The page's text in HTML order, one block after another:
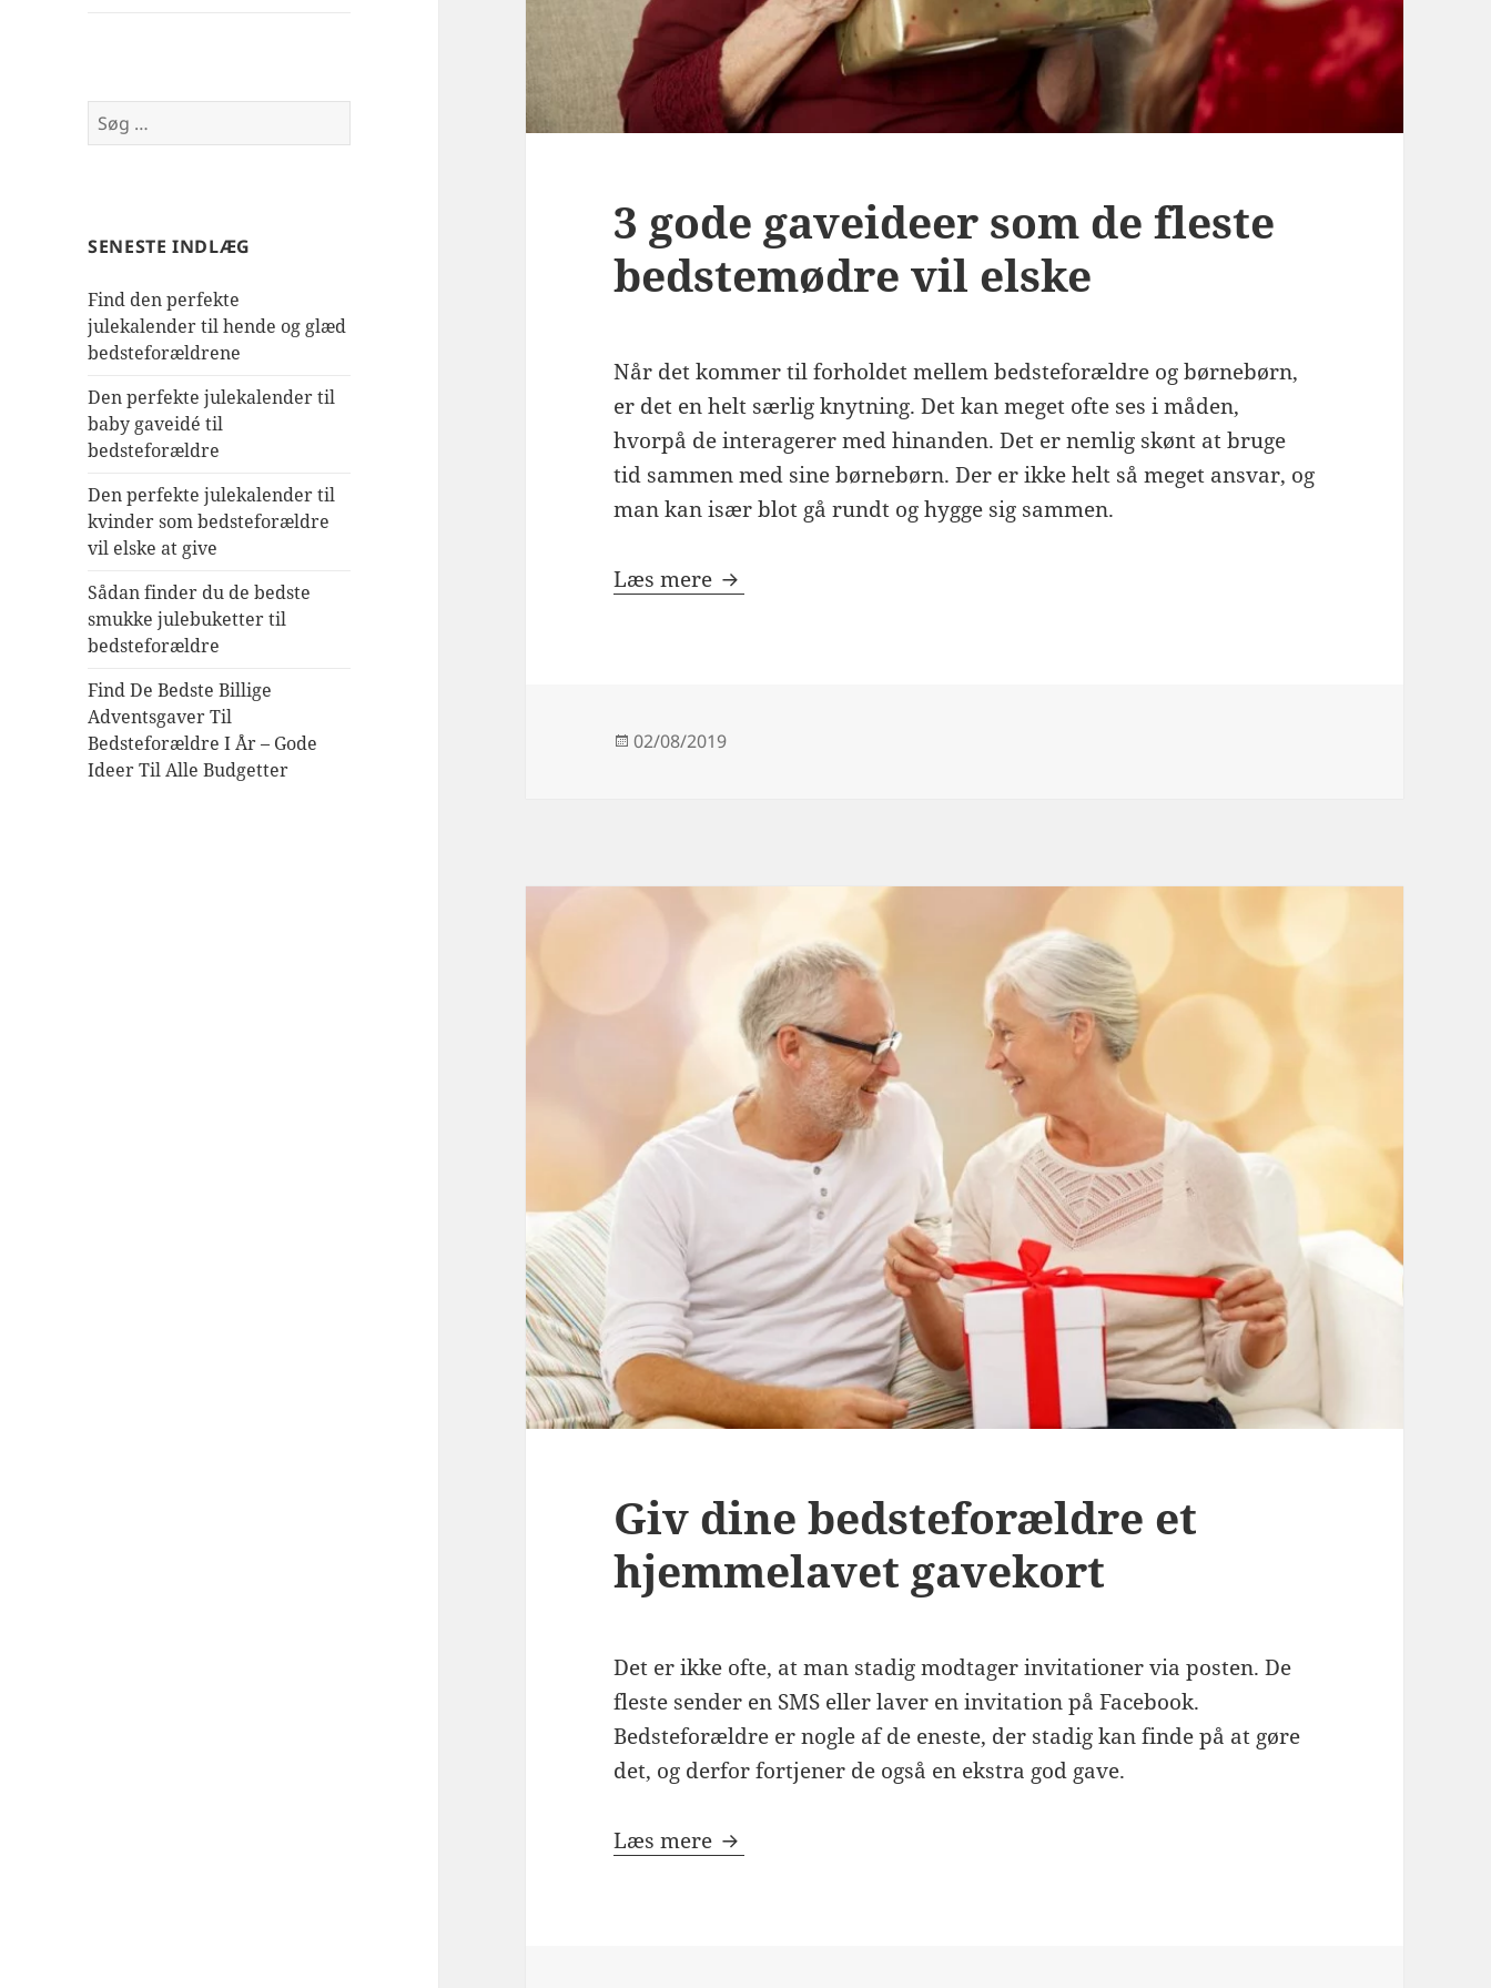
Søg
efter:
SENESTE INDLÆG
Find den perfekte
julekalender til hende og glæd
bedsteforældrene
Den perfekte julekalender til
baby gaveidé til
bedsteforældre
Den perfekte julekalender til
kvinder som bedsteforældre
vil elske at give
Sådan finder du de bedste
smukke julebuketter til
bedsteforældre
Find De Bedste Billige
Adventsgaver Til
Bedsteforældre I År – Gode
Ideer Til Alle Budgetter
3 gode gaveideer som de fleste
bedstemødre vil elske
Når det kommer til forholdet mellem bedsteforældre og børnebørn,
er det en helt særlig knytning. Det kan meget ofte ses i måden,
hvorpå de interagerer med hinanden. Det er nemlig skønt at bruge
tid sammen med sine børnebørn. Der er ikke helt så meget ansvar, og
man kan især blot gå rundt og hygge sig sammen.
Læs mere 3 gode gaveideer som de fleste bedstemødre vil elske
Udgivet
02/08/2019
Giv dine bedsteforældre et
hjemmelavet gavekort
Det er ikke ofte, at man stadig modtager invitationer via posten. De
fleste sender en SMS eller laver en invitation på Facebook.
Bedsteforældre er nogle af de eneste, der stadig kan finde på at gøre
det, og derfor fortjener de også en ekstra god gave.
Læs mere Giv dine bedsteforældre et hjemmelavet gavekort